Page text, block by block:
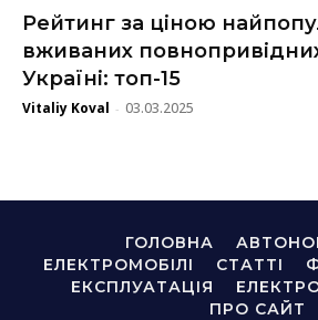
Рейтинг за ціною
вживаних
Україні: топ-15
Vitaliy Koval - 03.03.2025
ГОЛОВНА
ЕЛЕКТРОМОБІЛІ
СТАТТІ
ЕКСПЛУАТАЦІЯ
ПРО САЙТ